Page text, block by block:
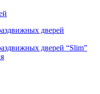
дверей
дверей “Slim”